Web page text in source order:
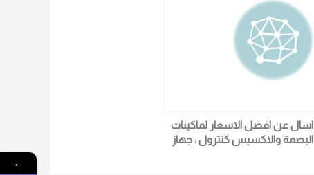
اسال عن افضل الاسعار لماكينات
البصمة والاكسيس كنترول : جهاز
←